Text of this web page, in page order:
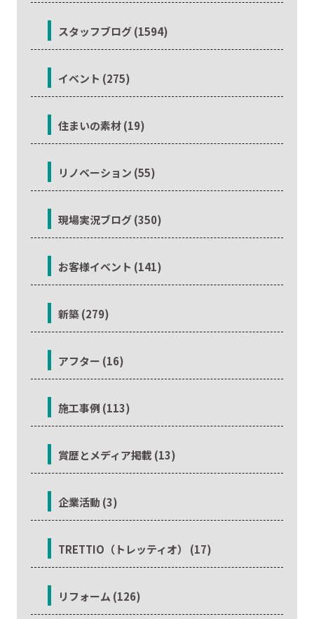
スタッフブログ (1594)
イベント (275)
住まいの素材 (19)
リノベーション (55)
現場実況ブログ (350)
お客様イベント (141)
新築 (279)
アフター (16)
施工事例 (113)
賞歴とメディア掲載 (13)
企業活動 (3)
TRETTIO（トレッティオ） (17)
リフォーム (126)